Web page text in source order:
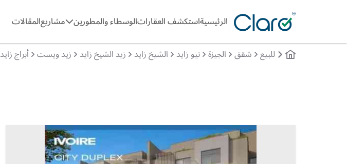
الرئيسيةاستكشف العقاراتالوسطاء والمطورين مشاريعالمقالات
للبيع شقق الجيزة نيو زايد الشيخ زايد زيد الشيخ زايد زيد ويست أبراج زايد